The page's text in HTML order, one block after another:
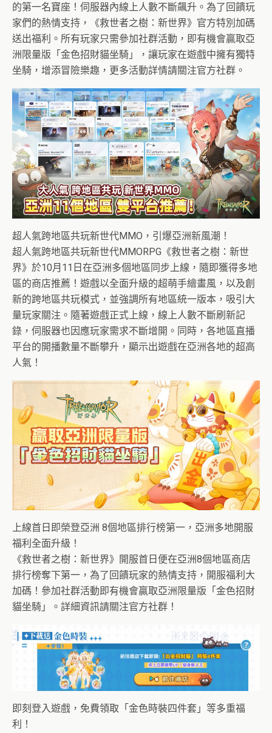
的第一名寶座！伺服器內線上人數不斷飆升。為了回饋玩
家們的熱情支持，《救世者之樹：新世界》官方特別加碼
送出福利。所有玩家只需參加社群活動，即有機會贏取亞
洲限量版「金色招財貓坐騎」，讓玩家在遊戲中擁有獨特
坐騎，增添冒險樂趣，更多活動詳情請關注官方社群。
超人氣跨地區共玩新世代MMO，引爆亞洲新風潮！
超人氣跨地區共玩新世代MMORPG《救世者之樹：新世
界》於10月11日在亞洲多個地區同步上線，隨即獲得多地
區的商店推薦！遊戲以全面升級的超萌手繪畫風，以及創
新的跨地區共玩模式，並強調所有地區統一版本，吸引大
量玩家關注。隨著遊戲正式上線，線上人數不斷刷新記
錄，伺服器也因應玩家需求不斷增開。同時，各地區直播
平台的開播數量不斷攀升，顯示出遊戲在亞洲各地的超高
人氣！
上線首日即榮登亞洲 8個地區排行榜第一，亞洲多地開服
福利全面升級！
《救世者之樹：新世界》開服首日便在亞洲8個地區商店
排行榜奪下第一，為了回饋玩家的熱情支持，開服福利大
加碼！參加社群活動即有機會贏取亞洲限量版「金色招財
貓坐騎」。詳細資訊請關注官方社群！
即刻登入遊戲，免費領取「金色時裝四件套」等多重福
利！